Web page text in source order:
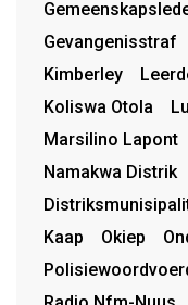
Gevangenisstraf
Kimberley
Koliswa Otola
Marsilino Lapont
Namakwa Distrik
Kaap
Okiep